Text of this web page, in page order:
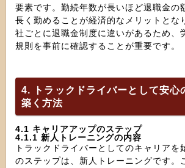
要素です。勤続年数が長いほど退職金の
長く勤めることが経済的なメリットとな
社ごとに退職金制度に違いがあるため、
規則を事前に確認することが重要です。
4. トラックドライバーとして安心
築く方法
4.1 キャリアアップのステップ
4.1.1 新人トレーニングの内容
トラックドライバーとしてのキャリアを
のステップは、新人トレーニングです。